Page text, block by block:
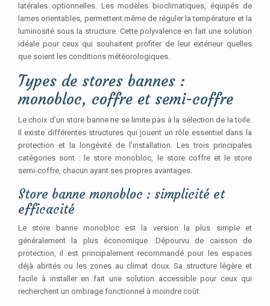
latérales optionnelles. Les modèles bioclimatiques, équipés de
lames orientables, permettent même de réguler la température et la
luminosité sous la structure. Cette polyvalence en fait une solution
idéale pour ceux qui souhaitent profiter de leur extérieur quelles
que soient les conditions météorologiques.
Types de stores bannes :
monobloc, coffre et semi-coffre
Le choix d’un store banne ne se limite pas à la sélection de la toile.
Il existe différentes structures qui jouent un rôle essentiel dans la
protection et la longévité de l’installation. Les trois principales
catégories sont : le store monobloc, le store coffre et le store
semi-coffre, chacun ayant ses propres avantages.
Store banne monobloc : simplicité et
efficacité
Le store banne monobloc est la version la plus simple et
généralement la plus économique. Dépourvu de caisson de
protection, il est principalement recommandé pour les espaces
déjà abrités ou les zones au climat doux. Sa structure légère et
facile à installer en fait une solution accessible pour ceux qui
recherchent un ombrage fonctionnel à moindre coût.